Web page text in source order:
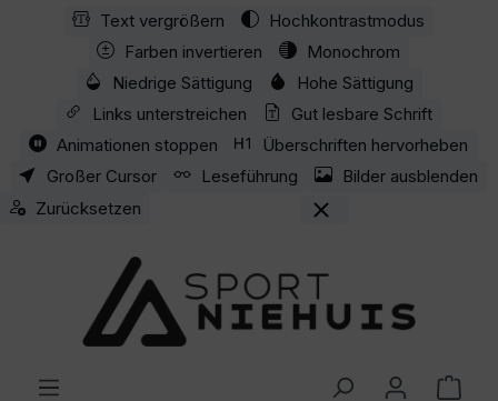
Zum Hauptinhalt springen
Text vergrößern
Hochkontrastmodus
Farben invertieren
Monochrom
Niedrige Sättigung
Hohe Sättigung
Links unterstreichen
Gut lesbare Schrift
Animationen stoppen
Überschriften hervorheben
Großer Cursor
Leseführung
Bilder ausblenden
Zurücksetzen